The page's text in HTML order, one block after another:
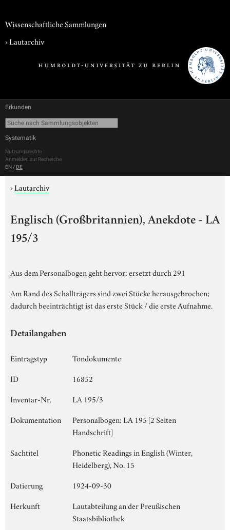
Wissenschaftliche Sammlungen
›Lautarchiv
Erkunden
Systematik
Nutzungsrechte
Anmelden zur Recherche
EN / DE
›Lautarchiv
Englisch (Großbritannien), Anekdote - LA
195/3
Aus dem Personalbogen geht hervor: ersetzt durch 291
Am Rand des Schallträgers sind zwei Stücke herausgebrochen;
dadurch beeinträchtigt ist das erste Stück / die erste Aufnahme.
Detailangaben
Eintragstyp
Tondokumente
ID
16852
Inventar-Nr.
LA 195/3
Dokumentation
Personalbogen: LA 195 [2 Seiten
Handschrift]
Sachtitel
Phonetic Readings in English (Winter,
Heidelberg), No. 15
Datierung
1924-09-30
Herkunft
Lautabteilung an der Preußischen
Staatsbibliothek